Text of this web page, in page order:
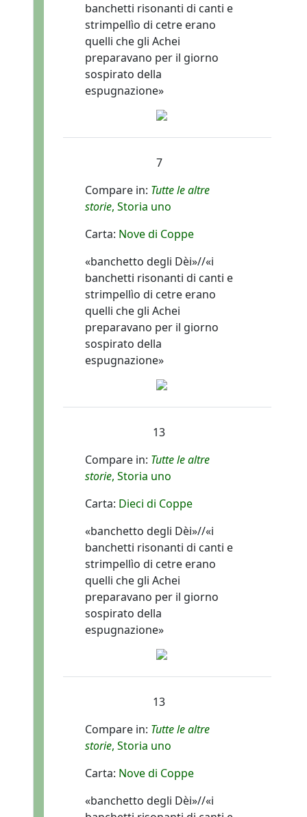
banchetti risonanti di canti e
strimpellìo di cetre erano
quelli che gli Achei
preparavano per il giorno
sospirato della
espugnazione»
7
Compare in: Tutte le altre
storie, Storia uno
Carta: Nove di Coppe
«banchetto degli Dèi»//«i
banchetti risonanti di canti e
strimpellìo di cetre erano
quelli che gli Achei
preparavano per il giorno
sospirato della
espugnazione»
13
Compare in: Tutte le altre
storie, Storia uno
Carta: Dieci di Coppe
«banchetto degli Dèi»//«i
banchetti risonanti di canti e
strimpellìo di cetre erano
quelli che gli Achei
preparavano per il giorno
sospirato della
espugnazione»
13
Compare in: Tutte le altre
storie, Storia uno
Carta: Nove di Coppe
«banchetto degli Dèi»//«i